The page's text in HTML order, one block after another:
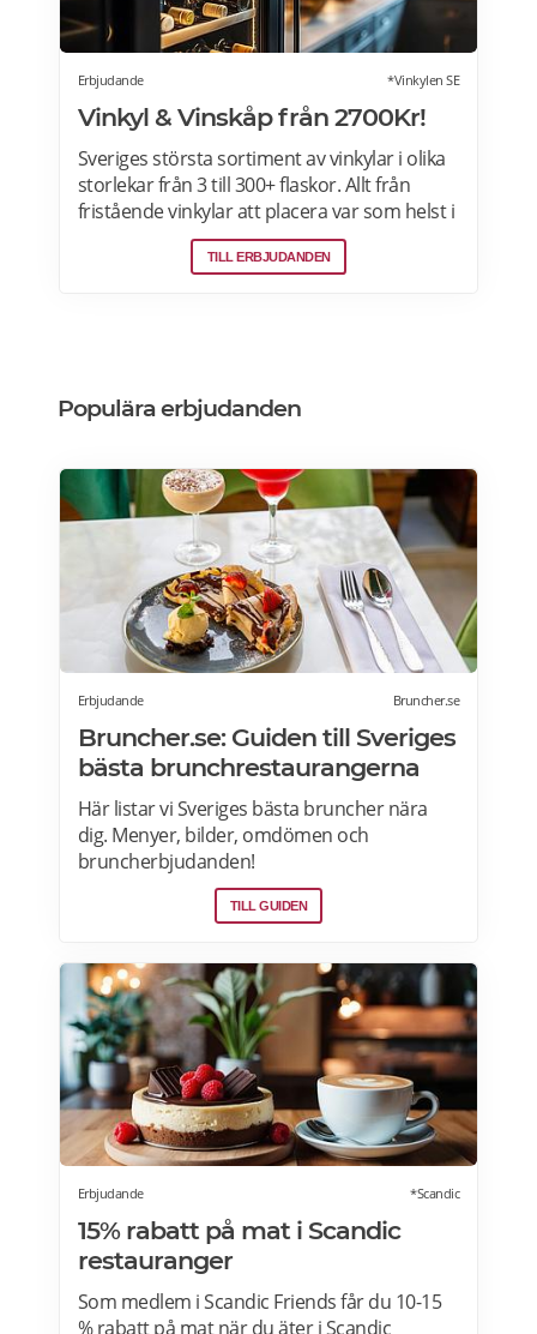
Erbjudande *Vinkylen SE
Vinkyl & Vinskåp från 2700Kr!
Sveriges största sortiment av vinkylar i olika
storlekar från 3 till 300+ flaskor. Allt från
fristående vinkylar att placera var som helst i
hemmet, till inbyggda eller integrerbara
vinkylar som elegant smälter in i
TILL ERBJUDANDEN
Populära erbjudanden
Erbjudande Bruncher.se
Bruncher.se: Guiden till Sveriges
bästa brunchrestaurangerna
Här listar vi Sveriges bästa bruncher nära
dig. Menyer, bilder, omdömen och
bruncherbjudanden!
TILL GUIDEN
Erbjudande *Scandic
15% rabatt på mat i Scandic
restauranger
Som medlem i Scandic Friends får du 10-15
% rabatt på mat när du äter i Scandic